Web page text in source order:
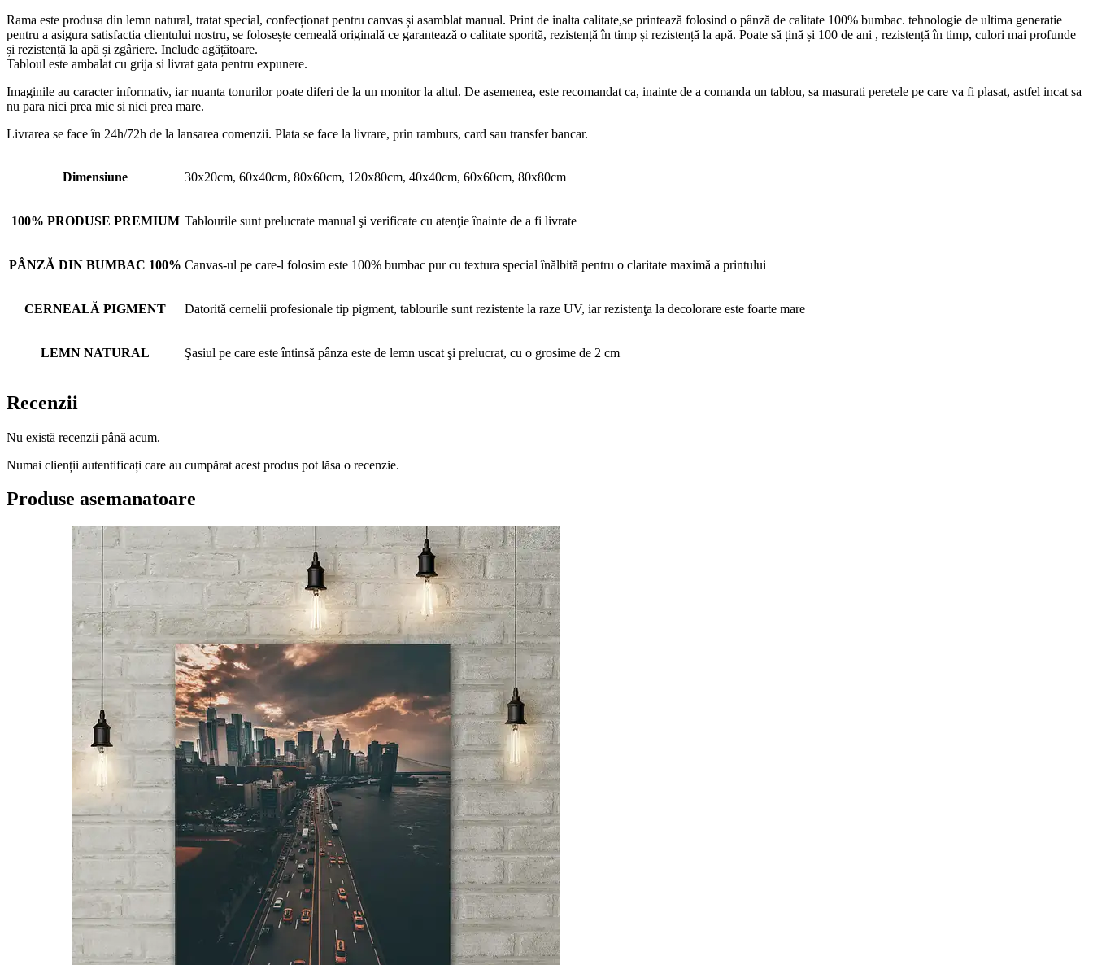
Rama este produsa din lemn natural, tratat special, confecționat pentru canvas și asamblat manual. Print de inalta calitate,se printează folosind o pânză de calitate 100% bumbac. tehnologie de ultima generatie
pentru a asigura satisfactia clientului nostru, se folosește cerneală originală ce garantează o calitate sporită, rezistență în timp și rezistență la apă. Poate să țină și 100 de ani , rezistență în timp, culori mai profunde
și rezistență la apă și zgâriere. Include agățătoare.
Tabloul este ambalat cu grija si livrat gata pentru expunere.
Imaginile au caracter informativ, iar nuanta tonurilor poate diferi de la un monitor la altul. De asemenea, este recomandat ca, inainte de a comanda un tablou, sa masurati peretele pe care va fi plasat, astfel incat sa
nu para nici prea mic si nici prea mare.
Livrarea se face în 24h/72h de la lansarea comenzii. Plata se face la livrare, prin ramburs, card sau transfer bancar.
Dimensiune 30x20cm, 60x40cm, 80x60cm, 120x80cm, 40x40cm, 60x60cm, 80x80cm
100% PRODUSE PREMIUM Tablourile sunt prelucrate manual şi verificate cu atenţie înainte de a fi livrate
PÂNZĂ DIN BUMBAC 100% Canvas-ul pe care-l folosim este 100% bumbac pur cu textura special înălbită pentru o claritate maximă a printului
CERNEALĂ PIGMENT Datorită cernelii profesionale tip pigment, tablourile sunt rezistente la raze UV, iar rezistenţa la decolorare este foarte mare
LEMN NATURAL Şasiul pe care este întinsă pânza este de lemn uscat şi prelucrat, cu o grosime de 2 cm
Recenzii
Nu există recenzii până acum.
Numai clienții autentificați care au cumpărat acest produs pot lăsa o recenzie.
Produse asemanatoare